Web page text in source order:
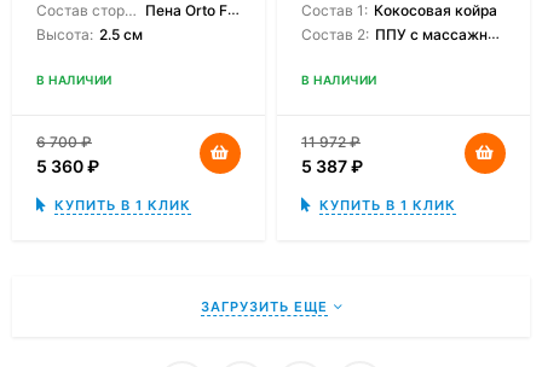
Состав сторон: Пена Orto Foam
Высота: 2.5 см
В НАЛИЧИИ
6 700₽
5 360₽
КУПИТЬ В 1 КЛИК
Состав 1: Кокосовая койра
Состав 2: ППУ с массажным эффектом
В НАЛИЧИИ
11 972₽
5 387₽
КУПИТЬ В 1 КЛИК
ЗАГРУЗИТЬ ЕЩЕ